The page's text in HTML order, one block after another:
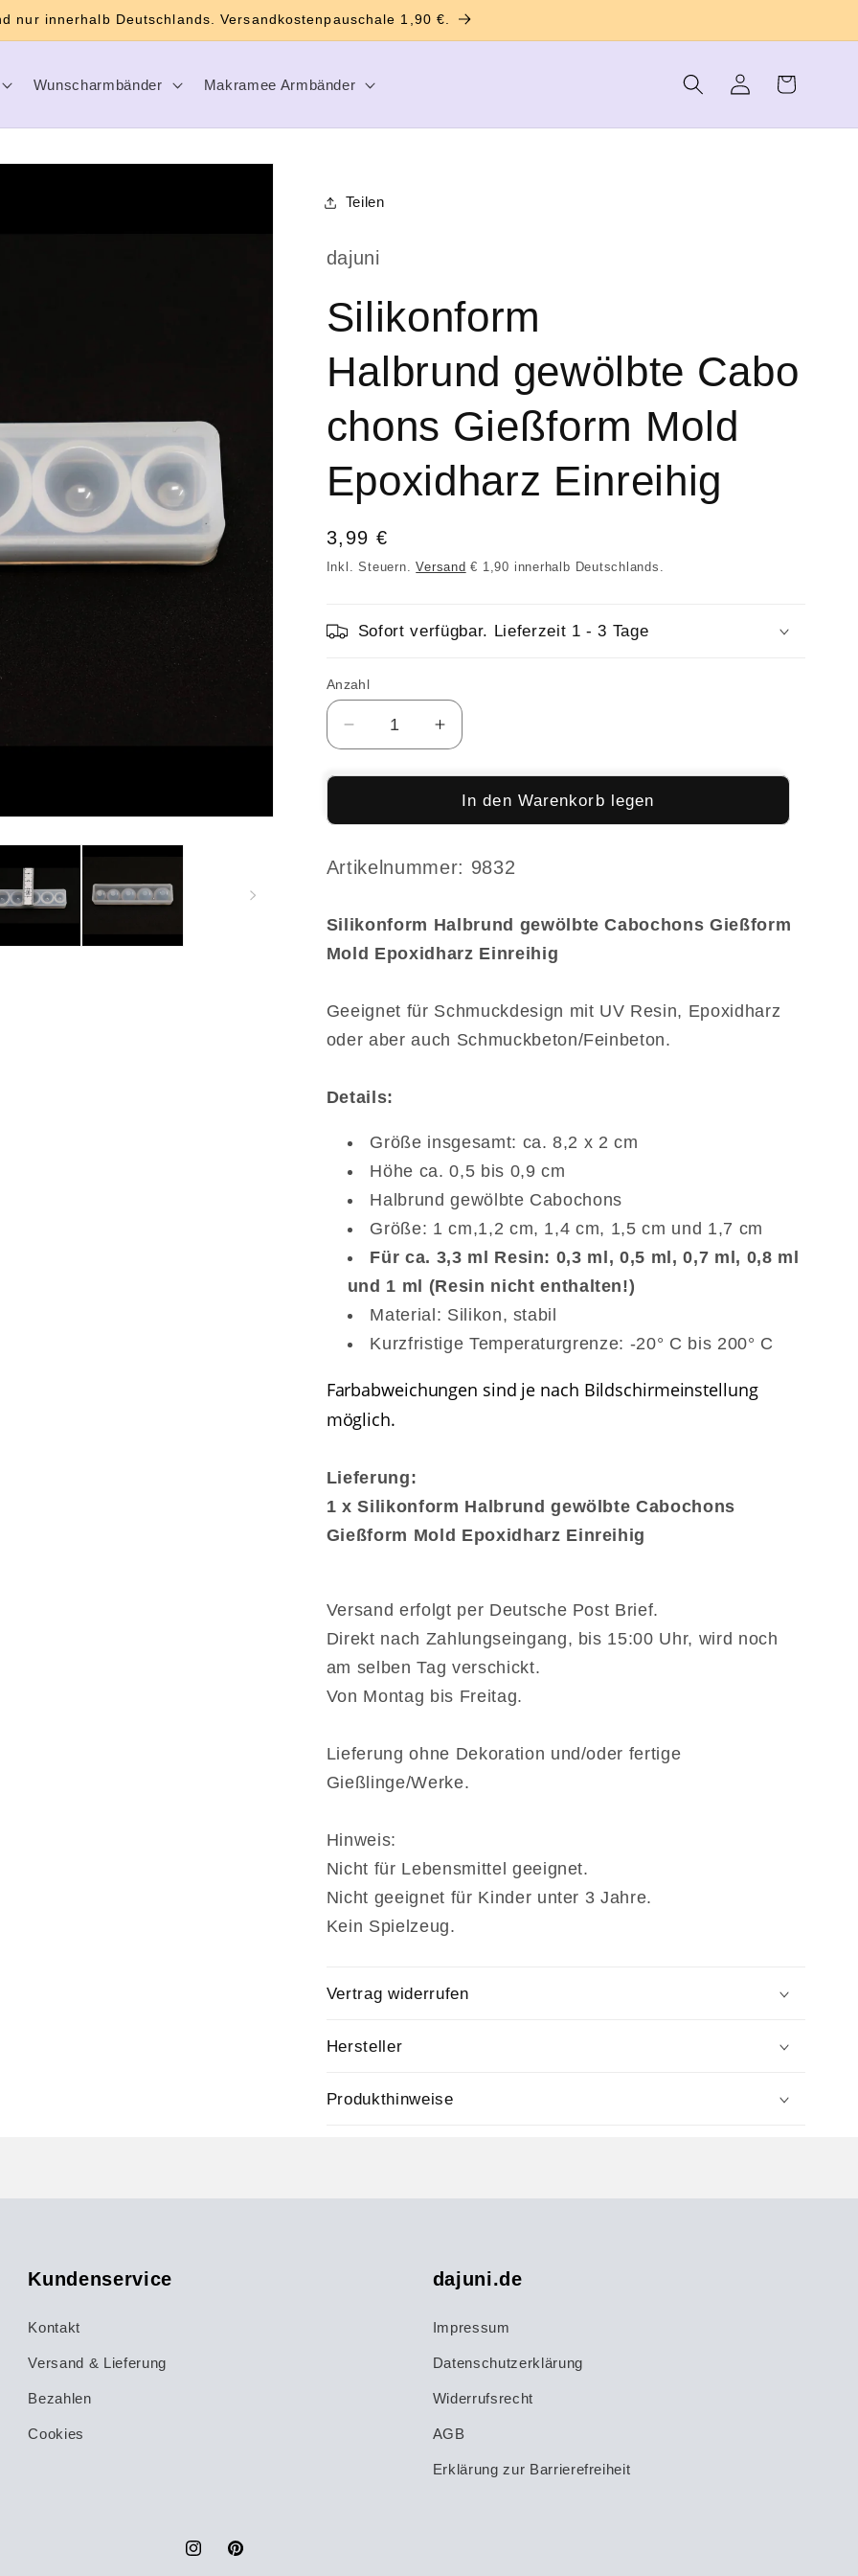
nur innerhalb Deutschlands. Versandkostenpauschale 1,90 €.
Wunscharmbänder Makramee Armbänder EinloggenWarenkorb
Teilen
dajuni
Silikonform
Halbrund gewölbte Cabo
chons Gießform Mold
Epoxidharz Einreihig
Normaler
Preis
3,99 €
Inkl. Steuern.Versand € 1,90 innerhalb Deutschlands.
Sofort verfügbar. Lieferzeit 1 - 3 Tage
Anzahl
Anzahl
Verringere
die
Menge
Silikonform
Gießform
Einreihig
Erhöhe
die
Menge
Silikonform
Gießform
Einreihig
In den Warenkorb legen
Arktikelnummer:
Artikelnummer: 9832
Silikonform Halbrund gewölbte Cabochons Gießform
Mold Epoxidharz Einreihig
Geeignet für Schmuckdesign mit UV Resin, Epoxidharz
oder aber auch Schmuckbeton/Feinbeton.
Details:
Größe insgesamt: ca. 8,2 x 2 cm
Höhe ca. 0,5 bis 0,9 cm
Halbrund gewölbte Cabochons
Größe: 1 cm,1,2 cm, 1,4 cm, 1,5 cm und 1,7 cm
Für ca. 3,3 ml Resin: 0,3 ml, 0,5 ml, 0,7 ml, 0,8 ml
und 1 ml (Resin nicht enthalten!)
Material: Silikon, stabil
Kurzfristige Temperaturgrenze: -20° C bis 200° C
Farbabweichungen sind je nach Bildschirmeinstellung
möglich.
Lieferung:
1 x Silikonform Halbrund gewölbte Cabochons
Gießform Mold Epoxidharz Einreihig
Versand erfolgt per Deutsche Post Brief.
Direkt nach Zahlungseingang, bis 15:00 Uhr, wird noch
am selben Tag verschickt.
Von Montag bis Freitag.
Lieferung ohne Dekoration und/oder fertige
Gießlinge/Werke.
Hinweis:
Nicht für Lebensmittel geeignet.
Nicht geeignet für Kinder unter 3 Jahre.
Kein Spielzeug.
Vertrag widerrufen
Hersteller
Produkthinweise
Kundenservice
Kontakt
Versand & Lieferung
Bezahlen
Cookies
dajuni.de
Impressum
Datenschutzerklärung
Widerrufsrecht
AGB
Erklärung zur Barrierefreiheit
InstagramPinterest